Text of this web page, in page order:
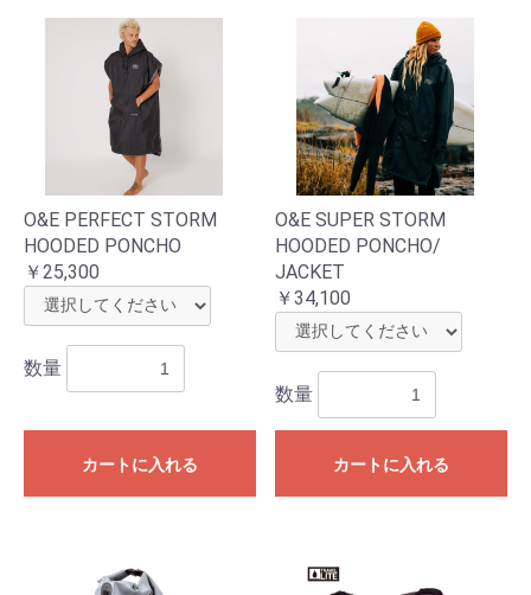
O&E PERFECT STORM
HOODED PONCHO
￥25,300
数量
カートに入れる
O&E SUPER STORM
HOODED PONCHO/
JACKET
￥34,100
数量
カートに入れる
お買い物を続ける カートへ進む